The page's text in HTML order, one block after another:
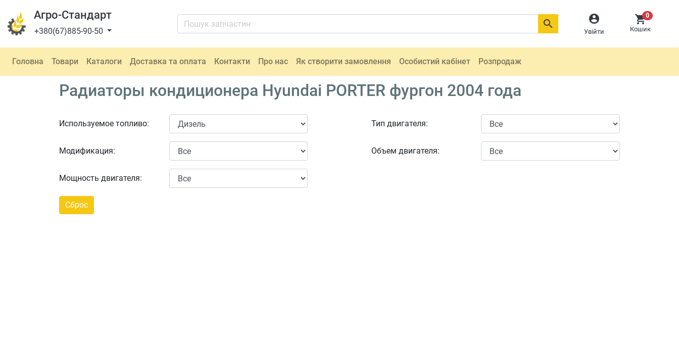
Агро-Стандарт
+380(67)885-90-50

Увійти
0
Кошик

Головна Товари Каталоги Доставка та оплата Контакти Про нас Як створити замовлення Особистий кабінет Розпродаж
Радиаторы кондиционера Hyundai PORTER фургон 2004 года
Используемое топливо:
Модификация:
Мощность двигателя:
Тип двигателя:
Объем двигателя: